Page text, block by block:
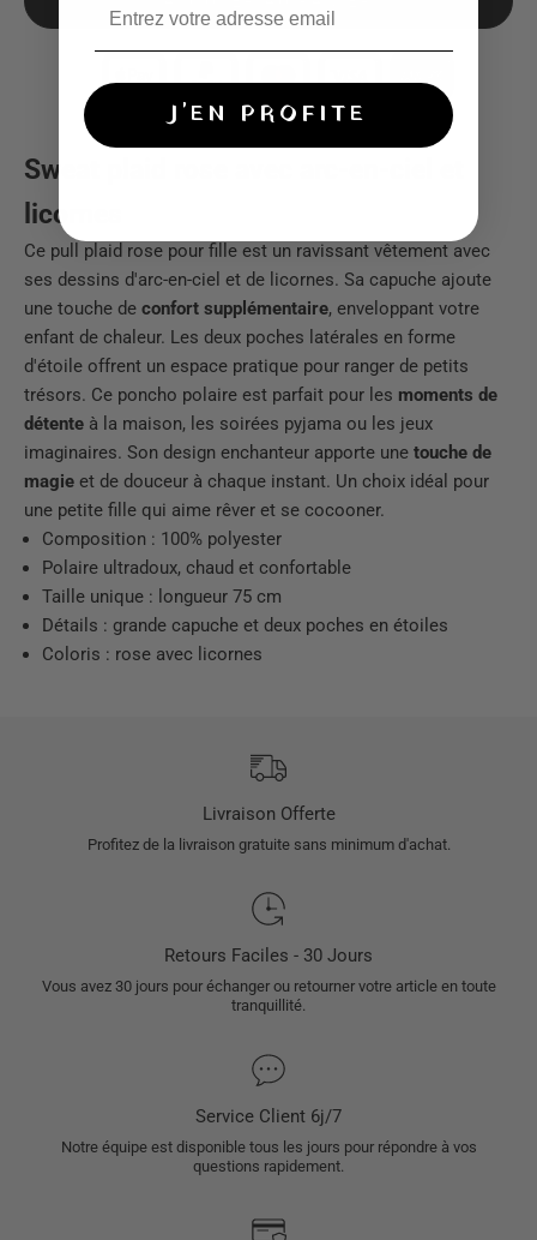
Sweat plaid rose avec arc-en-ciel et
licornes
Ce pull plaid rose pour fille est un ravissant vêtement avec
ses dessins d'arc-en-ciel et de licornes. Sa capuche ajoute
une touche de confort supplémentaire, enveloppant votre
enfant de chaleur. Les deux poches latérales en forme
d'étoile offrent un espace pratique pour ranger de petits
trésors. Ce poncho polaire est parfait pour les moments de
détente à la maison, les soirées pyjama ou les jeux
imaginaires. Son design enchanteur apporte une touche de
magie et de douceur à chaque instant. Un choix idéal pour
une petite fille qui aime rêver et se cocooner.
Composition : 100% polyester
Polaire ultradoux, chaud et confortable
Taille unique : longueur 75 cm
Détails : grande capuche et deux poches en étoiles
Coloris : rose avec licornes
Livraison Offerte
Profitez de la livraison gratuite sans minimum d'achat.
Retours Faciles - 30 Jours
Vous avez 30 jours pour échanger ou retourner votre article en toute
tranquillité.
Service Client 6j/7
Notre équipe est disponible tous les jours pour répondre à vos
questions rapidement.
J'EN PROFITE